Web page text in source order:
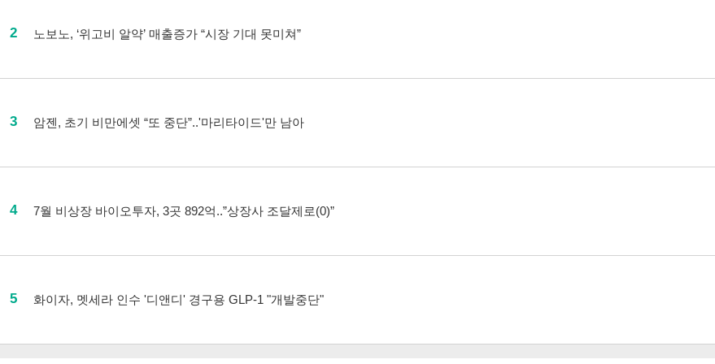
2 노보노, ‘위고비 알약’ 매출증가 “시장 기대 못미쳐”
3 암젠, 초기 비만에셋 “또 중단”..'마리타이드'만 남아
4 7월 비상장 바이오투자, 3곳 892억..”상장사 조달제로(0)”
5 화이자, 멧세라 인수 '디앤디' 경구용 GLP-1 "개발중단"